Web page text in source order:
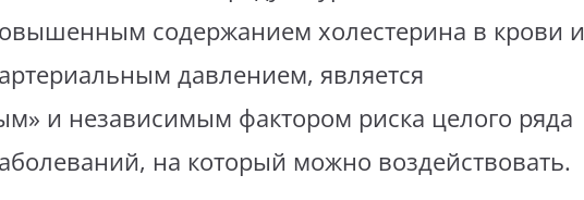
содержанием холестерина в крови и
давлением, является
и независимым фактором риска целого ряда
на который можно воздействовать.